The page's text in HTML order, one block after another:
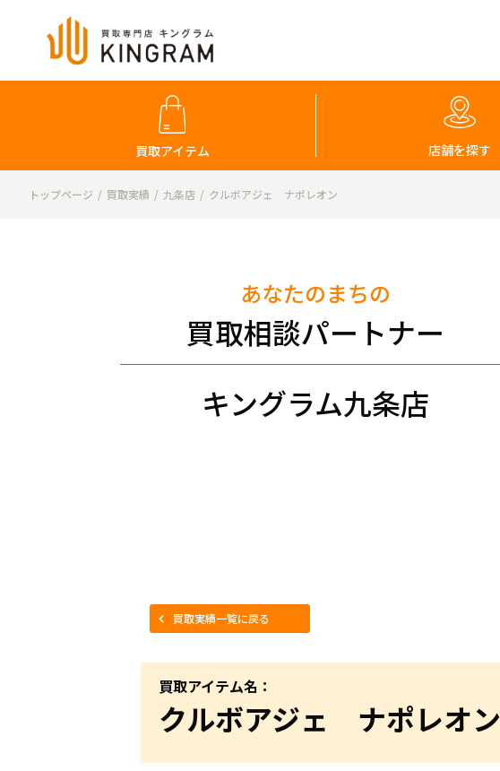
買取アイテム 店舗を探す
トップページ 買取実績 九条店 クルボアジェ ナポレオン
キングラム九条店
あなたのまちの
買取相談パートナー
買取実績一覧に戻る
買取アイテム名：
クルボアジェ ナポレオン